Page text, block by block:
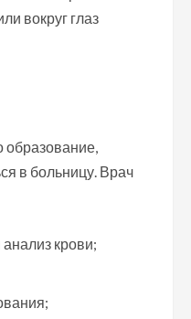
образование,
в больницу. Врач
крови;